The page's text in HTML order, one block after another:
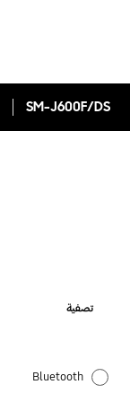
SM-J600F/DS
تصفية
Bluetooth